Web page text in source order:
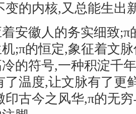
变的内核,又总能生出
安徽人的务实细致;π
;π的恒定,象征着文
的符号,一种积淀千
了温度,让文脉有了更
印古今之风华,π的无